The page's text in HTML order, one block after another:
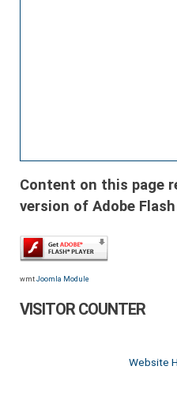
Content on this page
version of Adobe Flash
wmt Joomla Module
VISITOR COUNTER
Website